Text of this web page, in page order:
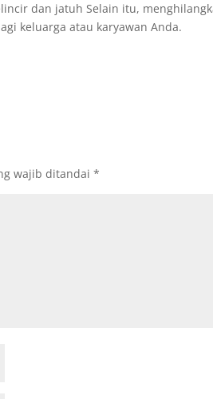
dan jatuh Selain itu,
keluarga atau karyawan Anda.
wajib ditandai*